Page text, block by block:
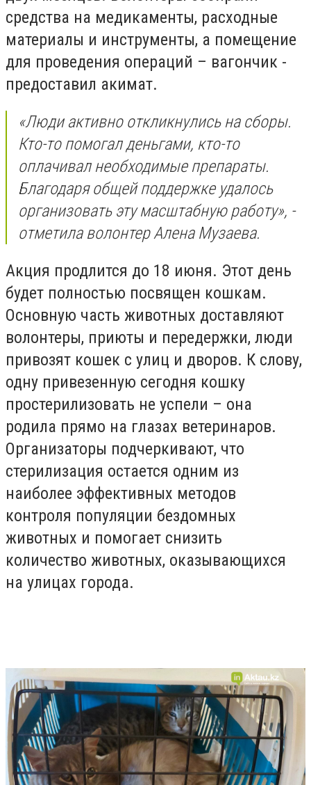
средства на медикаменты, расходные
материалы и инструменты, а помещение
для проведения операций – вагончик -
предоставил акимат.
«Люди активно откликнулись на сборы.
Кто-то помогал деньгами, кто-то
оплачивал необходимые препараты.
Благодаря общей поддержке удалось
организовать эту масштабную работу», -
отметила волонтер Алена Музаева.
Акция продлится до 18 июня. Этот день
будет полностью посвящен кошкам.
Основную часть животных доставляют
волонтеры, приюты и передержки, люди
привозят кошек с улиц и дворов. К слову,
одну привезенную сегодня кошку
простерилизовать не успели – она
родила прямо на глазах ветеринаров.
Организаторы подчеркивают, что
стерилизация остается одним из
наиболее эффективных методов
контроля популяции бездомных
животных и помогает снизить
количество животных, оказывающихся
на улицах города.